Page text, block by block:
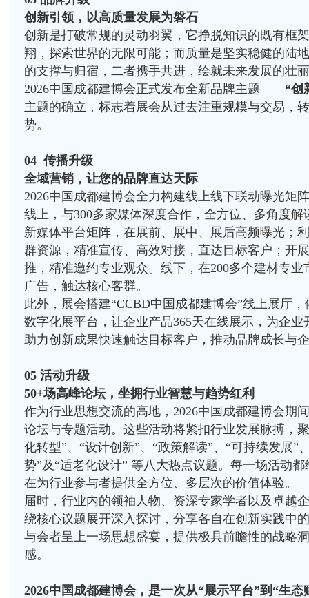
创新引领，以高质量发展为磐石
创新是打破常规的灵动羽翼，它挣脱知识的既有框
翔，探索世界的无限可能；而质量是坚实稳健的陆
的支撑与归宿，二者携手共进，绘就未来发展的壮
2026中国成都建博会正式发布全新品牌主题——“创
主题的确立，标志着展会从过去注重规模与交易，
势。
04 传播升级
全域营销，让您的品牌直达天际
2026中国成都建博会全力构建线上线下联动曝光矩
线上，与300多家媒体深度合作，全方位、多角度解
新媒体平台矩阵，在展前、展中、展后高频曝光；
群资源，精准宣传、高效对接，直达目标客户；开
推，精准邀约专业观众。线下，在200多个建材专
广告，触达核心客群。
此外，展会搭建“CCBD中国成都建博会”线上展厅
数字化展平台，让企业产品365天在线展示，为企
助力创新成果快速触达目标客户，推动品牌成长与
05 活动升级
50+场高峰论坛，坐拥行业智慧与趋势红利
作为行业思想交流的高地，2026中国成都建博会期
论坛与专题活动。这些活动将紧扣行业发展脉搏，
化转型”、“设计创新”、“政策解读”、“可持续发展”
势”及“适老化设计” 等八大热点议题。每一场活动
在为行业参与者提供全方位、多层次的价值体验。
届时，行业内的领袖人物、资深专家学者以及卓越
绕核心议题展开深入探讨，分享各自在创新实践中
与会者呈上一场思想盛宴，提供极具前瞻性的战略
感。
2026中国成都建博会，是一次从“展示平台”到“生态